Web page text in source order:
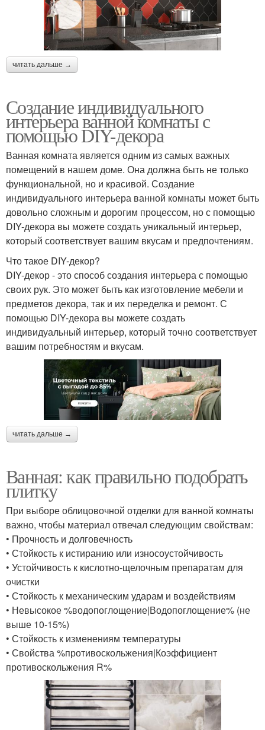
читать дальше →
Создание индивидуального
интерьера ванной комнаты с
помощью DIY-декора
Ванная комната является одним из самых важных
помещений в нашем доме. Она должна быть не только
функциональной, но и красивой. Создание
индивидуального интерьера ванной комнаты может быть
довольно сложным и дорогим процессом, но с помощью
DIY-декора вы можете создать уникальный интерьер,
который соответствует вашим вкусам и предпочтениям.
Что такое DIY-декор?
DIY-декор - это способ создания интерьера с помощью
своих рук. Это может быть как изготовление мебели и
предметов декора, так и их переделка и ремонт. С
помощью DIY-декора вы можете создать
индивидуальный интерьер, который точно соответствует
вашим потребностям и вкусам.
читать дальше →
Ванная: как правильно подобрать
плитку
При выборе облицовочной отделки для ванной комнаты
важно, чтобы материал отвечал следующим свойствам:
• Прочность и долговечность
• Стойкость к истиранию или износоустойчивость
• Устойчивость к кислотно-щелочным препаратам для
очистки
• Стойкость к механическим ударам и воздействиям
• Невысокое %водопоглощение|Водопоглощение% (не
выше 10-15%)
• Стойкость к изменениям температуры
• Свойства %противоскольжения|Коэффициент
противоскольжения R%